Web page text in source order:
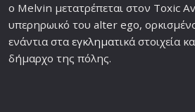
ο Melvin μετατρέπεται στον Toxic
υπερηρωικό του alter ego,
ενάντια σταεγκληματικά στοιχεία
δήμαρχο της πόλης.